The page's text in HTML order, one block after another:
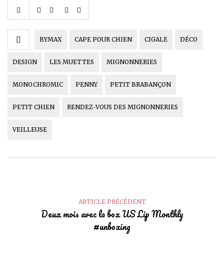
BYMAX CAPE POUR CHIEN CIGALE DÉCO
DESIGN LES MUETTES MIGNONNERIES
MONOCHROMIC PENNY PETIT BRABANÇON
PETIT CHIEN RENDEZ-VOUS DES MIGNONNERIES
VEILLEUSE
ARTICLE PRÉCÉDENT
Deux mois avec la box US Lip Monthly
#unboxing